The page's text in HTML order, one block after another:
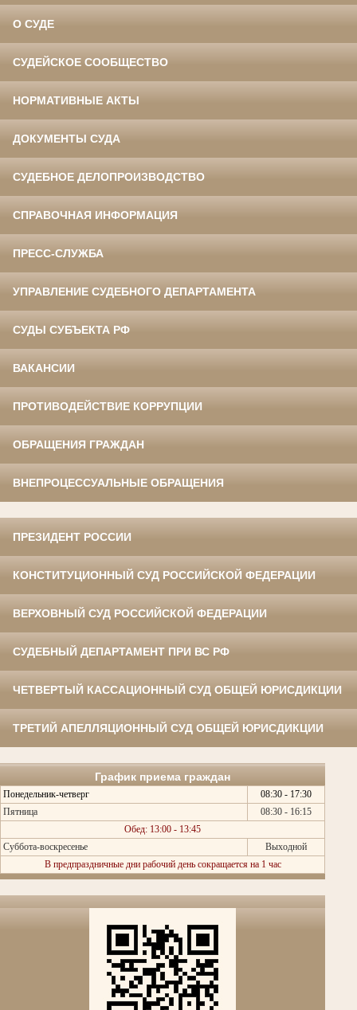
О СУДЕ
СУДЕЙСКОЕ СООБЩЕСТВО
НОРМАТИВНЫЕ АКТЫ
ДОКУМЕНТЫ СУДА
СУДЕБНОЕ ДЕЛОПРОИЗВОДСТВО
СПРАВОЧНАЯ ИНФОРМАЦИЯ
ПРЕСС-СЛУЖБА
УПРАВЛЕНИЕ СУДЕБНОГО ДЕПАРТАМЕНТА
СУДЫ СУБЪЕКТА РФ
ВАКАНСИИ
ПРОТИВОДЕЙСТВИЕ КОРРУПЦИИ
ОБРАЩЕНИЯ ГРАЖДАН
ВНЕПРОЦЕССУАЛЬНЫЕ ОБРАЩЕНИЯ
ПРЕЗИДЕНТ РОССИИ
КОНСТИТУЦИОННЫЙ СУД РОССИЙСКОЙ ФЕДЕРАЦИИ
ВЕРХОВНЫЙ СУД РОССИЙСКОЙ ФЕДЕРАЦИИ
СУДЕБНЫЙ ДЕПАРТАМЕНТ ПРИ ВС РФ
ЧЕТВЕРТЫЙ КАССАЦИОННЫЙ СУД ОБЩЕЙ ЮРИСДИКЦИИ
ТРЕТИЙ АПЕЛЛЯЦИОННЫЙ СУД ОБЩЕЙ ЮРИСДИКЦИИ
График приема граждан
Понедельник-четверг
08:30 - 17:30
Пятница
08:30 - 16:15
Обед: 13:00 - 13:45
Суббота-воскресенье
Выходной
В предпраздничные дни рабочий день сокращается на 1 час